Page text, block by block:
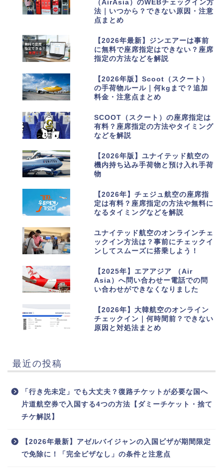
（AirAsia）のWEBチェックイン方
法｜いつから？できない原因・注意
点まとめ
【2026年最新】ジンエアーは事前
に無料で座席指定はできない？座席
指定の方法などを解説
【2026年版】Scoot（スクート）
の手荷物ルール｜何kgまで？追加
料金・注意点まとめ
SCOOT（スクート）の座席指定は
有料？座席指定の方法やタイミング
などを解説
【2026年版】ユナイテッド航空の
機内持ち込み手荷物と預け入れ手荷
物
【2026年】チェジュ航空の座席指
定は有料？座席指定の方法や無料に
なるタイミングなどを解説
ユナイテッド航空のオンラインチェ
ックイン方法は？事前にチェックイ
ンしてスムーズに搭乗しよう！
【2025年】エアアジア （Air
Asia）へ問い合わせー電話での問
い合わせができなくなりました
【2026年】大韓航空のオンライン
チェックイン｜何時間前？できない
原因と対処法まとめ
最近の投稿
「行き先未定」でも大丈夫？復路チケットが必要な国へ
片道航空券で入国する4つの方法【ダミーチケット・捨て
チケ解説】
【2026年最新】アゼルバイジャンの入国ビザが期間限定
で免除に！「完全ビザなし」の条件と注意点